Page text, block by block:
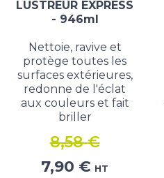
LUSTREUR EXPRESS
- 946ml
Nettoie, ravive et
protège toutes les
surfaces extérieures,
redonne de l'éclat
aux couleurs et fait
briller
8,58€
Le
7,90 €Le
HT